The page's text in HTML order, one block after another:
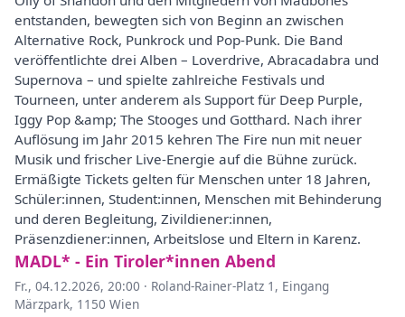
entstanden, bewegten sich von Beginn an zwischen
Alternative Rock, Punkrock und Pop-Punk. Die Band
veröffentlichte drei Alben – Loverdrive, Abracadabra und
Supernova – und spielte zahlreiche Festivals und
Tourneen, unter anderem als Support für Deep Purple,
Iggy Pop &amp; The Stooges und Gotthard. Nach ihrer
Auflösung im Jahr 2015 kehren The Fire nun mit neuer
Musik und frischer Live-Energie auf die Bühne zurück.
Ermäßigte Tickets gelten für Menschen unter 18 Jahren,
Schüler:innen, Student:innen, Menschen mit Behinderung
und deren Begleitung, Zivildiener:innen,
Präsenzdiener:innen, Arbeitslose und Eltern in Karenz.
MADL* - Ein Tiroler*innen Abend
Fr., 04.12.2026, 20:00 · Roland-Rainer-Platz 1, Eingang
Märzpark, 1150 Wien